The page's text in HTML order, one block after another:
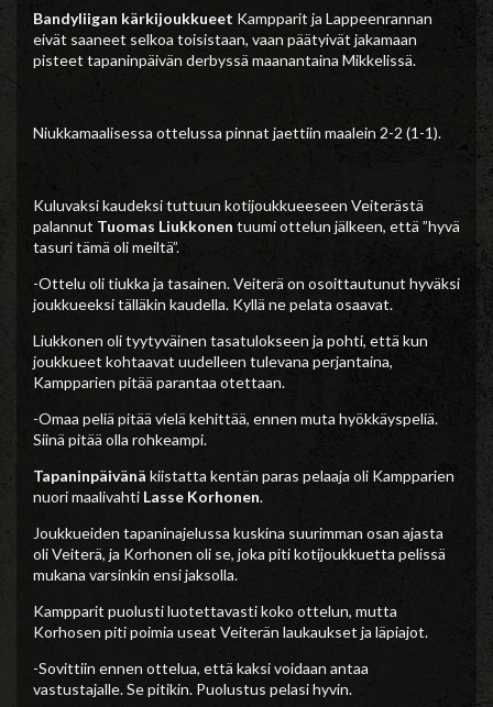
Bandyliigan kärkijoukkueet Kampparit ja Lappeenrannan
eivät saaneet selkoa toisistaan, vaan päätyivät jakamaan
pisteet tapaninpäivän derbyssä maanantaina Mikkelissä.
Niukkamaalisessa ottelussa pinnat jaettiin maalein 2-2 (1-1).
Kuluvaksi kaudeksi tuttuun kotijoukkueeseen Veiterästä
palannut Tuomas Liukkonen tuumi ottelun jälkeen, että ”hyvä
tasuri tämä oli meiltä”.
-Ottelu oli tiukka ja tasainen. Veiterä on osoittautunut hyväksi
joukkueeksi tälläkin kaudella. Kyllä ne pelata osaavat.
Liukkonen oli tyytyväinen tasatulokseen ja pohti, että kun
joukkueet kohtaavat uudelleen tulevana perjantaina,
Kampparien pitää parantaa otettaan.
-Omaa peliä pitää vielä kehittää, ennen muta hyökkäyspeliä.
Siinä pitää olla rohkeampi.
Tapaninpäivänä kiistatta kentän paras pelaaja oli Kampparien
nuori maalivahti Lasse Korhonen.
Joukkueiden tapaninajelussa kuskina suurimman osan ajasta
oli Veiterä, ja Korhonen oli se, joka piti kotijoukkuetta pelissä
mukana varsinkin ensi jaksolla.
Kampparit puolusti luotettavasti koko ottelun, mutta
Korhosen piti poimia useat Veiterän laukaukset ja läpiajot.
-Sovittiin ennen ottelua, että kaksi voidaan antaa
vastustajalle. Se pitikin. Puolustus pelasi hyvin.